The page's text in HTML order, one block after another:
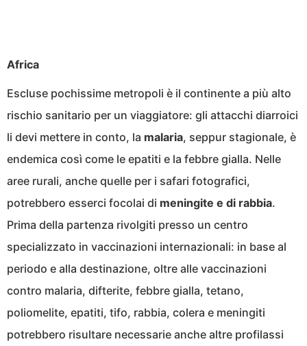
Africa
Escluse pochissime metropoli è il continente a più alto
rischio sanitario per un viaggiatore: gli attacchi diarroici
li devi mettere in conto, la malaria, seppur stagionale, è
endemica così come le epatiti e la febbre gialla. Nelle
aree rurali, anche quelle per i safari fotografici,
potrebbero esserci focolai di meningite e di rabbia.
Prima della partenza rivolgiti presso un centro
specializzato in vaccinazioni internazionali: in base al
periodo e alla destinazione, oltre alle vaccinazioni
contro malaria, difterite, febbre gialla, tetano,
poliomelite, epatiti, tifo, rabbia, colera e meningiti
potrebbero risultare necessarie anche altre profilassi